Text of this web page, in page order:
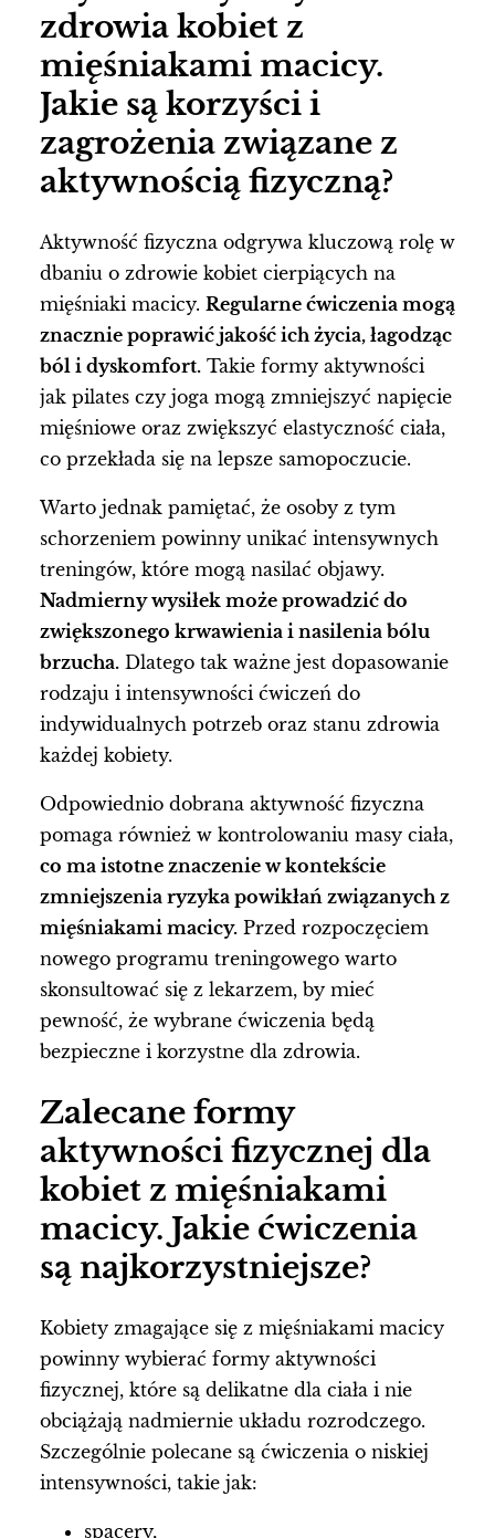
zdrowia kobiet z
mięśniakami macicy.
Jakie są korzyści i
zagrożenia związane z
aktywnością fizyczną?
Aktywność fizyczna odgrywa kluczową rolę w
dbaniu o zdrowie kobiet cierpiących na
mięśniaki macicy. Regularne ćwiczenia mogą
znacznie poprawić jakość ich życia, łagodząc
ból i dyskomfort. Takie formy aktywności
jak pilates czy joga mogą zmniejszyć napięcie
mięśniowe oraz zwiększyć elastyczność ciała,
co przekłada się na lepsze samopoczucie.
Warto jednak pamiętać, że osoby z tym
schorzeniem powinny unikać intensywnych
treningów, które mogą nasilać objawy.
Nadmierny wysiłek może prowadzić do
zwiększonego krwawienia i nasilenia bólu
brzucha. Dlatego tak ważne jest dopasowanie
rodzaju i intensywności ćwiczeń do
indywidualnych potrzeb oraz stanu zdrowia
każdej kobiety.
Odpowiednio dobrana aktywność fizyczna
pomaga również w kontrolowaniu masy ciała,
co ma istotne znaczenie w kontekście
zmniejszenia ryzyka powikłań związanych z
mięśniakami macicy. Przed rozpoczęciem
nowego programu treningowego warto
skonsultować się z lekarzem, by mieć
pewność, że wybrane ćwiczenia będą
bezpieczne i korzystne dla zdrowia.
Zalecane formy
aktywności fizycznej dla
kobiet z mięśniakami
macicy. Jakie ćwiczenia
są najkorzystniejsze?
Kobiety zmagające się z mięśniakami macicy
powinny wybierać formy aktywności
fizycznej, które są delikatne dla ciała i nie
obciążają nadmiernie układu rozrodczego.
Szczególnie polecane są ćwiczenia o niskiej
intensywności, takie jak:
spacery,